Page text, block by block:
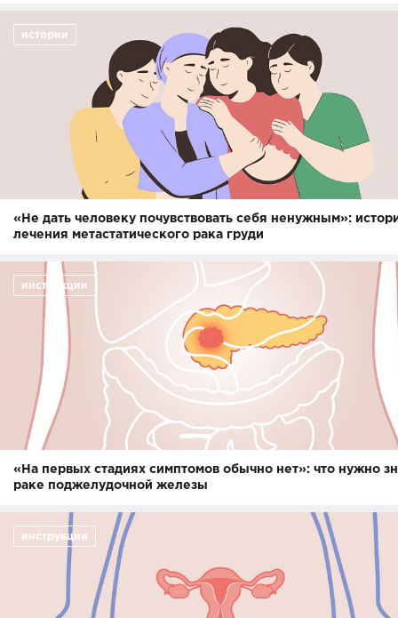
истории
«Не дать человеку почувствовать себя ненужным»:
лечения метастатического рака груди
инструкции
«На первых стадиях симптомов обычно нет»: что нужно
раке поджелудочной железы
инструкции